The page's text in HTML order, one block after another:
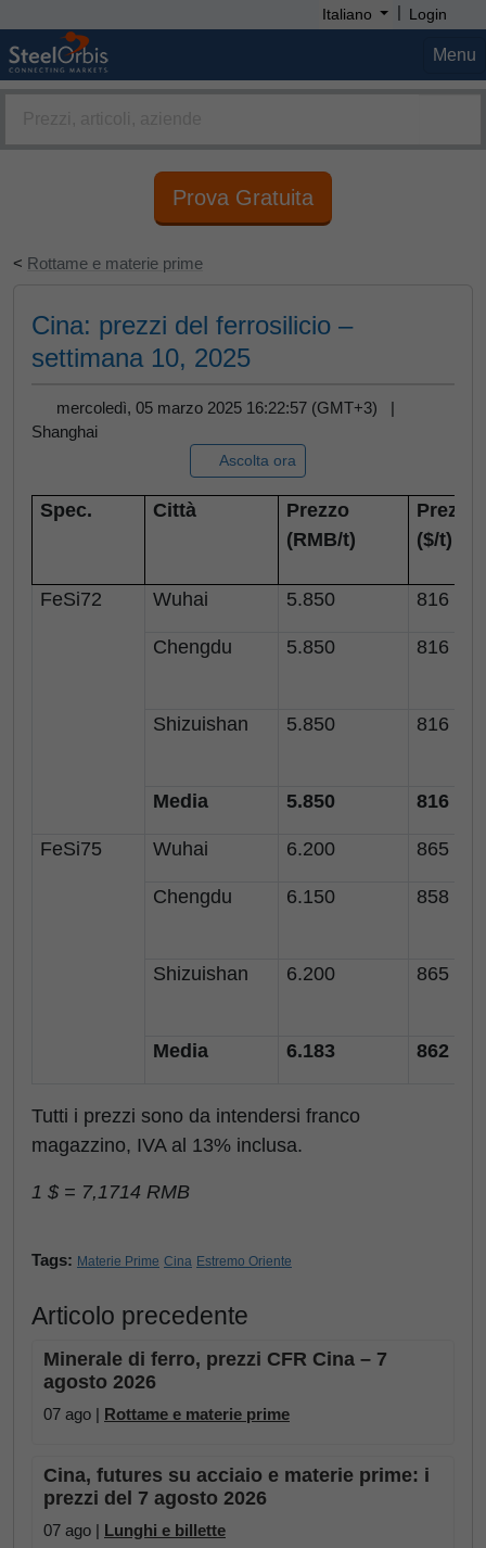
Italiano | Login
Menu
Prova Gratuita
< Rottame e materie prime
Cina: prezzi del ferrosilicio –
settimana 10, 2025
mercoledì, 05 marzo 2025 16:22:57 (GMT+3) |
Shanghai
Ascolta ora
Spec. Città
Prezzo
(RMB/t)
Prezzo
($/
FeSi72 Wuhai 5.850 816
Chengdu 5.850 816
Shizuishan 5.850 816
Media 5.850 816
FeSi75 Wuhai 6.200 865
Chengdu 6.150 858
Shizuishan 6.200 865
Media 6.183 862
Tutti i prezzi sono da intendersi franco
magazzino, IVA al 13% inclusa.
1 $ = 7,1714 RMB
Tags: Materie Prime Cina Estremo Oriente
Articolo precedente
Minerale di ferro, prezzi CFR Cina – 7
agosto 2026
07 ago | Rottame e materie prime
Cina, futures su acciaio e materie prime: i
prezzi del 7 agosto 2026
07 ago | Lunghi e billette